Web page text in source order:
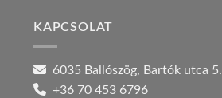
KAPCSOLAT
6035 Ballószög, Bartók utca 5.
+36 70 453 6796